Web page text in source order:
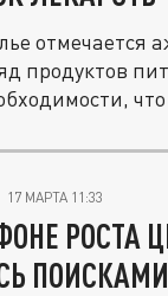
отмечается
продуктов
что
17 МАРТА 11:33
РОСТА